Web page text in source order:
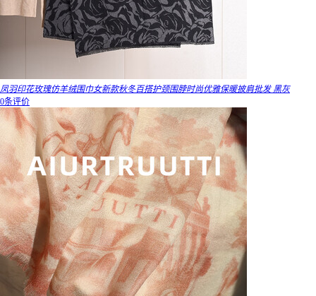
凤羽印花玫瑰仿羊绒围巾女新款秋冬百搭护颈围脖时尚优雅保暖披肩批发 黑灰
0条评价